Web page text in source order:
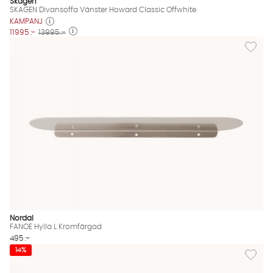
SKAGEN Divansoffa Vänster Howard Classic Offwhite
KAMPANJ
11995 :- 13995 :-
Lägg
Nordal
FANOE Hylla L Kromfärgad
495 :-
Lägg
14%